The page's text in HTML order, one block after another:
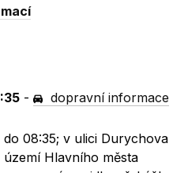
-
dopravní informace
do 08:35; v ulici Durychova
Hlavního města